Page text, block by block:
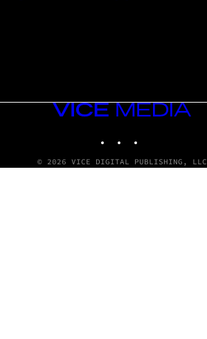
VICE
MEDIA
© 2026 VICE DIGITAL PUBLISHING, LLC